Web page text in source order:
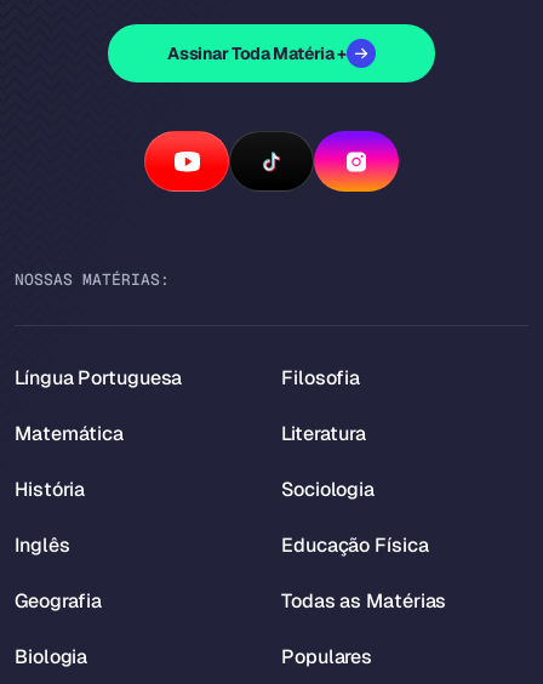
Assinar Toda Matéria +
NOSSAS MATÉRIAS:
Língua Portuguesa
Matemática
História
Inglês
Geografia
Biologia
Filosofia
Literatura
Sociologia
Educação Física
Todas as Matérias
Populares